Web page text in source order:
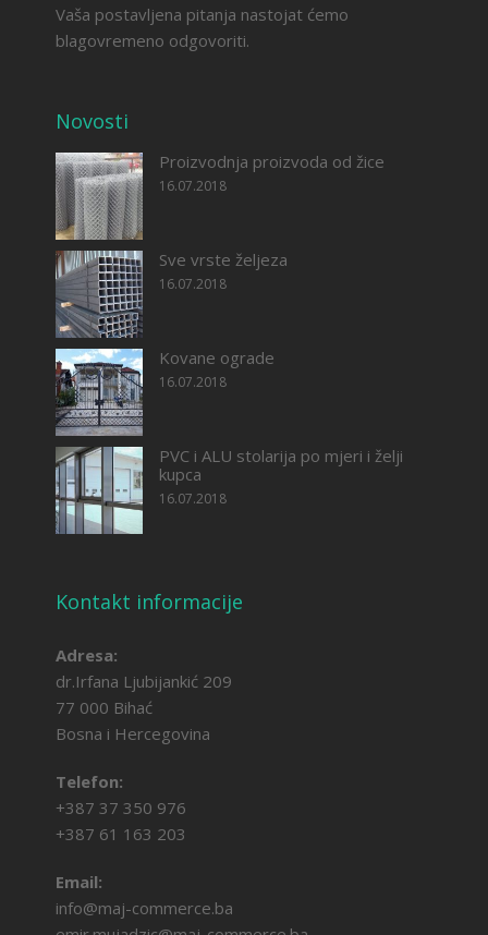
Vaša postavljena pitanja nastojat ćemo
blagovremeno odgovoriti.
Novosti
Proizvodnja proizvoda od žice
16.07.2018
Sve vrste željeza
16.07.2018
Kovane ograde
16.07.2018
PVC i ALU stolarija po mjeri i želji
kupca
16.07.2018
Kontakt informacije
Adresa:
dr.Irfana Ljubijankić 209
77 000 Bihać
Bosna i Hercegovina
Telefon:
+387 37 350 976
+387 61 163 203
Email:
info@maj-commerce.ba